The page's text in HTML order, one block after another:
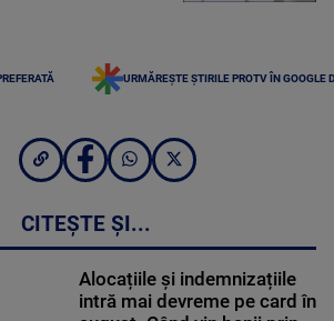
URMĂREȘTE ȘTIRILE PROTV ÎN GOOGLE
CITEȘTE ȘI...
Alocațiile și indemnizațiile
intră mai devreme pe card în